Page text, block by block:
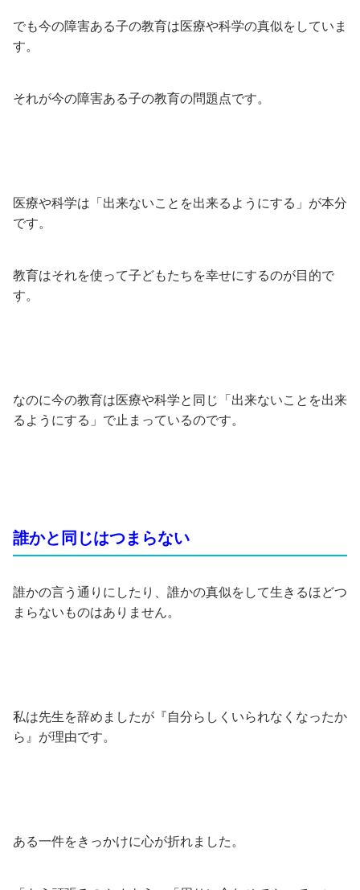
でも今の障害ある子の教育は医療や科学の真似をしていま
す。
それが今の障害ある子の教育の問題点です。
医療や科学は「出来ないことを出来るようにする」が本分
です。
教育はそれを使って子どもたちを幸せにするのが目的で
す。
なのに今の教育は医療や科学と同じ「出来ないことを出来
るようにする」で止まっているのです。
誰かと同じはつまらない
誰かの言う通りにしたり、誰かの真似をして生きるほどつ
まらないものはありません。
私は先生を辞めましたが『自分らしくいられなくなったか
ら』が理由です。
ある一件をきっかけに心が折れました。